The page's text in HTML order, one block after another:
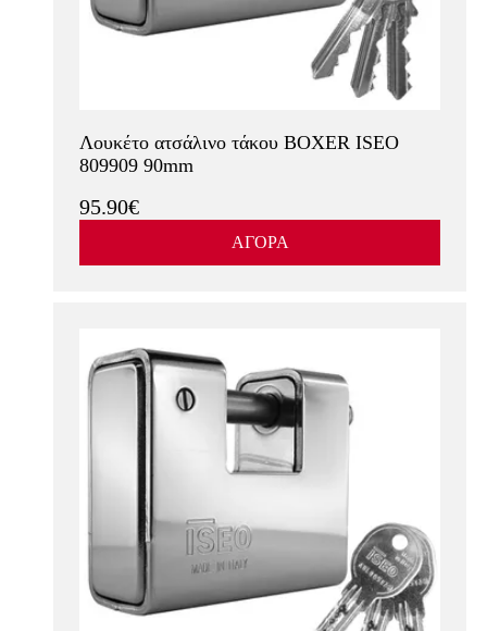
Λουκέτο ατσάλινο τάκου BOXER ISEO
809909 90mm
95.90€
ΑΓΟΡΑ